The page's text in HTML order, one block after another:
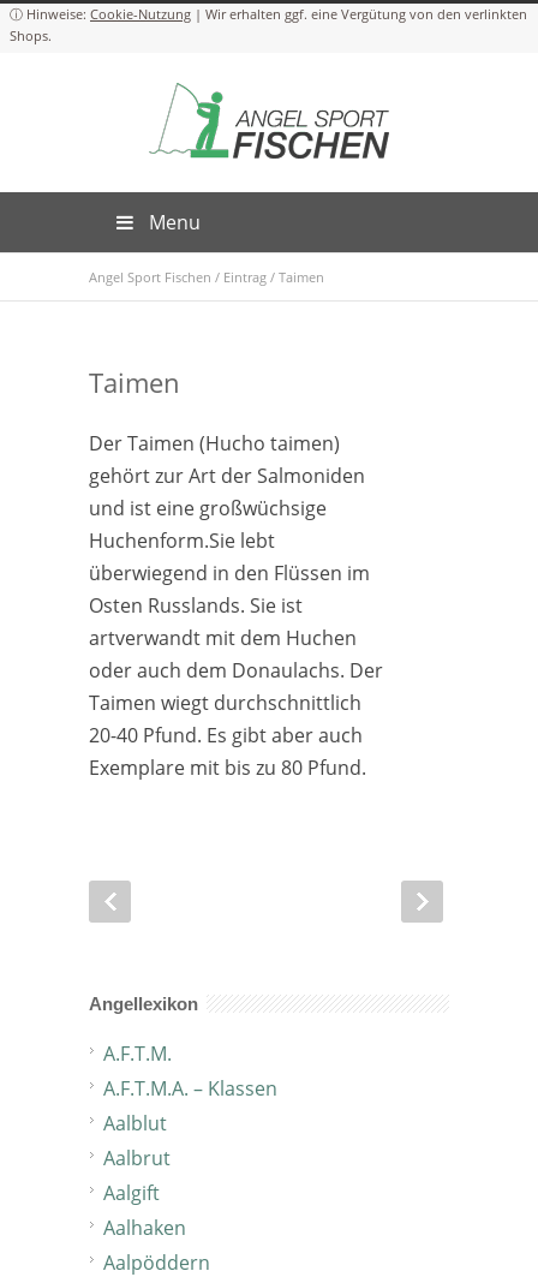
Cookie-Nutzung
Menu
Angel Sport Fischen / Eintrag / Taimen
Taimen
Der Taimen (Hucho taimen)
gehört zur Art der Salmoniden
und ist eine großwüchsige
Huchenform.Sie lebt
überwiegend in den Flüssen im
Osten Russlands. Sie ist
artverwandt mit dem Huchen
oder auch dem Donaulachs. Der
Taimen wiegt durchschnittlich
20-40 Pfund. Es gibt aber auch
Exemplare mit bis zu 80 Pfund.
Angellexikon
A.F.T.M.
A.F.T.M.A. – Klassen
Aalblut
Aalbrut
Aalgift
Aalhaken
Aalpöddern